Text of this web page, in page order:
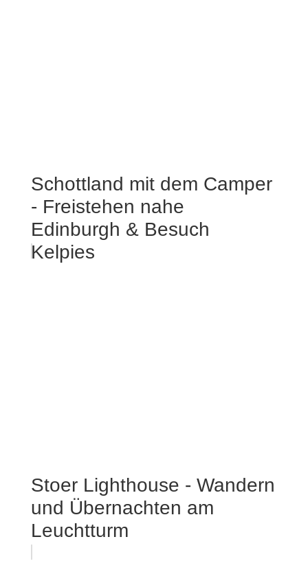
Schottland mit dem Camper
- Freistehen nahe
Edinburgh & Besuch
Kelpies
Stoer Lighthouse - Wandern
und Übernachten am
Leuchtturm